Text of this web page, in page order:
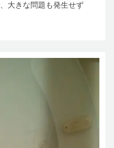
大きな問題も発生せず